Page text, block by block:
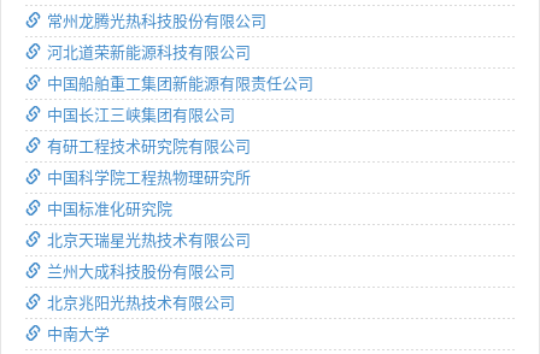
常州龙腾光热科技股份有限公司
河北道荣新能源科技有限公司
中国船舶重工集团新能源有限责任公司
中国长江三峡集团有限公司
有研工程技术研究院有限公司
中国科学院工程热物理研究所
中国标准化研究院
北京天瑞星光热技术有限公司
兰州大成科技股份有限公司
北京兆阳光热技术有限公司
中南大学